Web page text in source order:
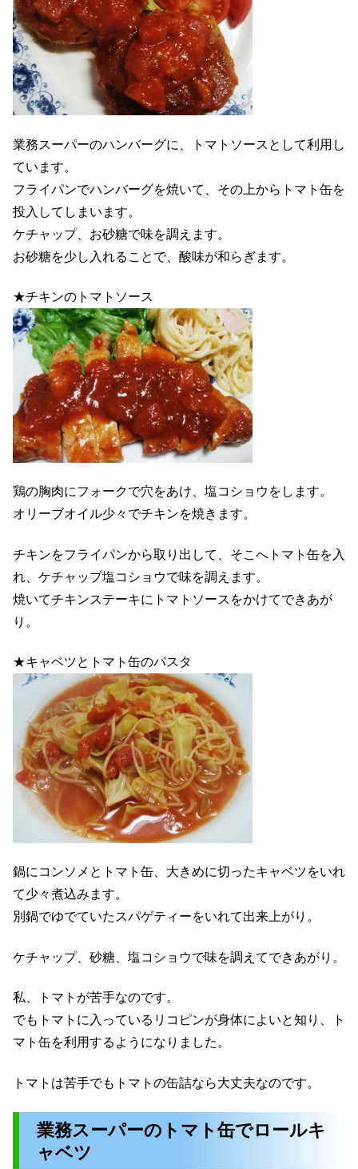
業務スーパーのハンバーグに、トマトソースとして利用し
ています。
フライパンでハンバーグを焼いて、その上からトマト缶を
投入してしまいます。
ケチャップ、お砂糖で味を調えます。
お砂糖を少し入れることで、酸味が和らぎます。
★チキンのトマトソース
鶏の胸肉にフォークで穴をあけ、塩コショウをします。
オリーブオイル少々でチキンを焼きます。
チキンをフライパンから取り出して、そこへトマト缶を入
れ、ケチャップ塩コショウで味を調えます。
焼いてチキンステーキにトマトソースをかけてできあが
り。
★キャベツとトマト缶のパスタ
鍋にコンソメとトマト缶、大きめに切ったキャベツをいれ
て少々煮込みます。
別鍋でゆでていたスパゲティーをいれて出来上がり。
ケチャップ、砂糖、塩コショウで味を調えてできあがり。
私、トマトが苦手なのです。
でもトマトに入っているリコピンが身体によいと知り、ト
マト缶を利用するようになりました。
トマトは苦手でもトマトの缶詰なら大丈夫なのです。
業務スーパーのトマト缶でロールキ
ャベツ